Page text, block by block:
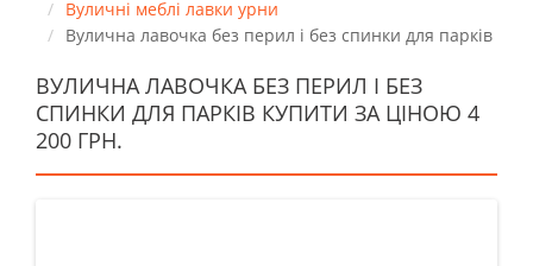
Вуличні меблі лавки урни
Вулична лавочка без перил і без спинки для парків
ВУЛИЧНА ЛАВОЧКА БЕЗ ПЕРИЛ І БЕЗ
СПИНКИ ДЛЯ ПАРКІВ КУПИТИ ЗА ЦІНОЮ 4
200 ГРН.